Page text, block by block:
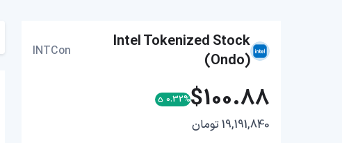
Intel Tokenized Stock
(Ondo)
INTCon
$100.88
0.32%
19,191,840 تومان